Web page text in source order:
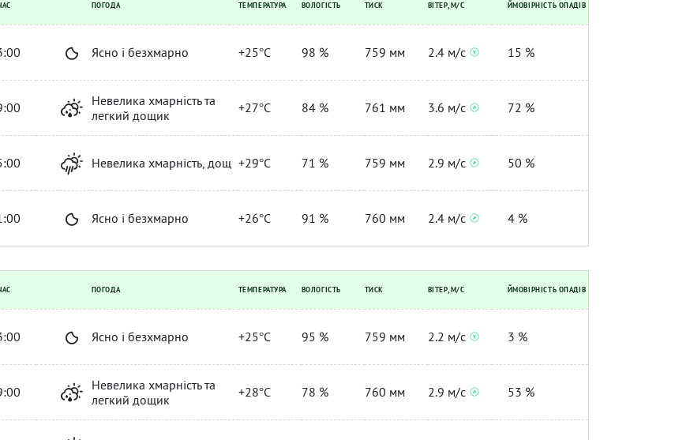
ПОГОДА ТЕМПЕРАТУРА ВОЛОГІСТЬ ТИСК ВІТЕР, М/С ЙМОВІРНІСТЬ ОПАДІВ
Ясно і безхмарно +25°C 98 % 759 мм 2.4 м/с 15 %
Невелика хмарність та
легкий дощик
+27°C 84 % 761 мм 3.6 м/с 72 %
Невелика хмарність, дощ +29°C 71 % 759 мм 2.9 м/с 50 %
Ясно і безхмарно +26°C 91 % 760 мм 2.4 м/с 4 %
ПОГОДА ТЕМПЕРАТУРА ВОЛОГІСТЬ ТИСК ВІТЕР, М/С ЙМОВІРНІСТЬ ОПАДІВ
Ясно і безхмарно +25°C 95 % 759 мм 2.2 м/с 3 %
Невелика хмарність та
легкий дощик
+28°C 78 % 760 мм 2.9 м/с 53 %